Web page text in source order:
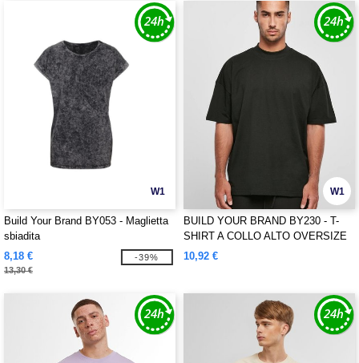
W1
Build Your Brand BY053 - Maglietta
sbiadita
8,18 €
13,30 €
-39%
W1
BUILD YOUR BRAND BY230 - T-
SHIRT A COLLO ALTO OVERSIZE
10,92 €